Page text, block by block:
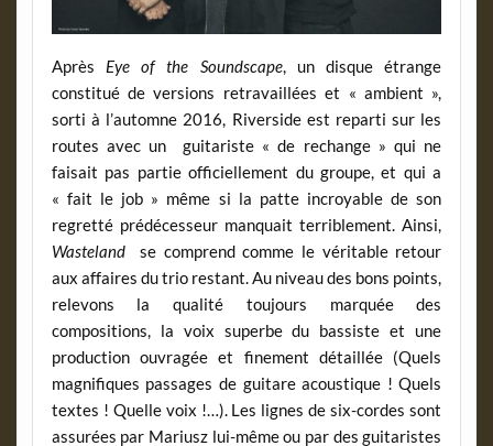
Après Eye of the Soundscape, un disque étrange
constitué de versions retravaillées et « ambient »,
sorti à l’automne 2016, Riverside est reparti sur les
routes avec un guitariste « de rechange » qui ne
faisait pas partie officiellement du groupe, et qui a
« fait le job » même si la patte incroyable de son
regretté prédécesseur manquait terriblement. Ainsi,
Wastelandse comprend comme le véritable retour
aux affaires du trio restant. Au niveau des bons points,
relevons la qualité toujours marquée des
compositions, la voix superbe du bassiste et une
production ouvragée et finement détaillée (Quels
magnifiques passages de guitare acoustique ! Quels
textes ! Quelle voix !…). Les lignes de six-cordes sont
assurées par Mariusz lui-même ou par des guitaristes